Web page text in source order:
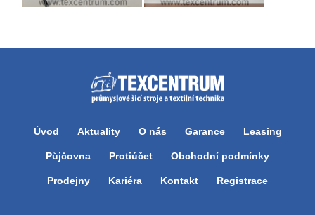
Úvod Aktuality O nás Garance Leasing
Půjčovna Protiúčet Obchodní podmínky
Prodejny Kariéra Kontakt Registrace